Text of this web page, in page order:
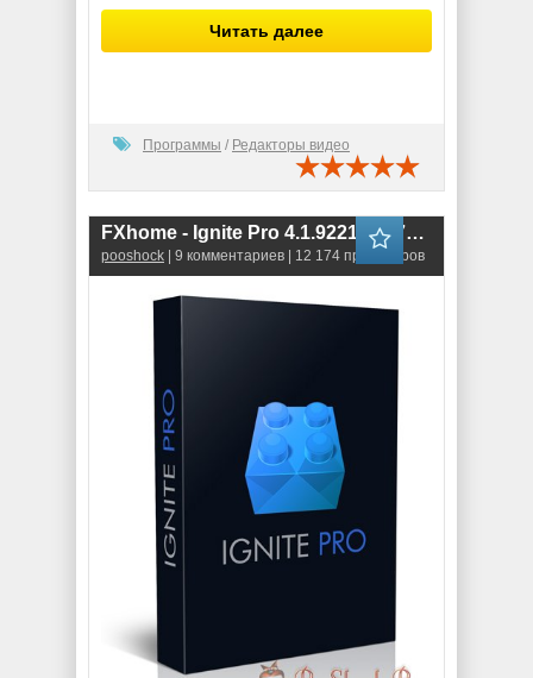
Читать далее
Программы / Редакторы видео
FXhome - Ignite Pro 4.1.9221.34279 for AE (RePack)
pooshock | 9 комментариев | 12 174 просмотров